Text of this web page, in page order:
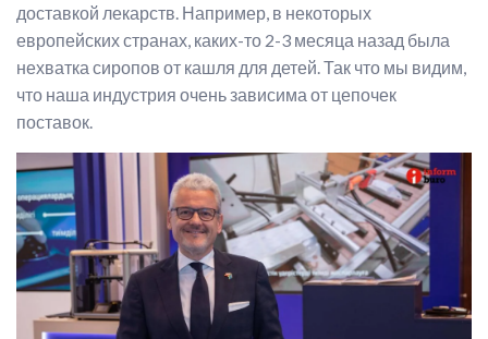
доставкой лекарств. Например, в некоторых
европейских странах, каких-то 2-3 месяца назад была
нехватка сиропов от кашля для детей. Так что мы видим,
что наша индустрия очень зависима от цепочек
поставок.